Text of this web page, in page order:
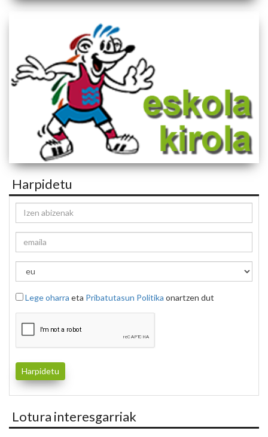
Harpidetu
Lege oharra eta Pribatutasun Politika onartzen dut
Lotura interesgarriak